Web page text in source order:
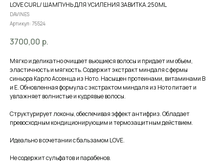
LOVE CURL/ ШАМПУНЬ ДЛЯ УСИЛЕНИЯ ЗАВИТКА.250ML
DAVINES
Артикул: 75524
3700,00 р.
Мягко и деликатно очищает вьющиеся волосы и придает им объем,
эластичность и мягкость. Содержит экстракт миндаля с фермы
синьора Карло Ассенца из Ното. Насыщен протеинами, витаминами В
и Е. Обновленная формула с экстрактом миндаля из Ното питает и
увлажняет волнистые и кудрявые волосы.
Структурирует локоны, обеспечивая эффект антифриз. Обладает
превосходным кондиционирующим и термозащитным действием.
Идеально в сочетании с бальзамом LOVE.
Не содержит сульфатов и парабенов.